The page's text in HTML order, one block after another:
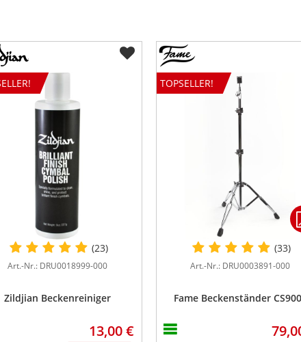
(23)
Art.-Nr.: DRU0018999-000
Zildjian Beckenreiniger
13,00 €
TOPSELLER!
(33)
Art.-Nr.: DRU0003891-000
Fame Beckenständer